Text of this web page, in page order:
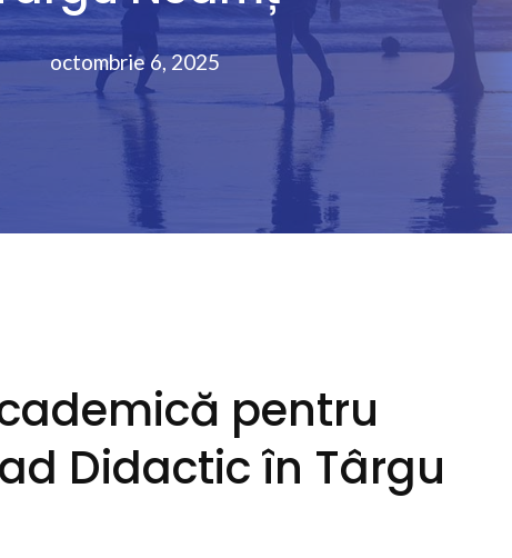
octombrie 6, 2025
pentru
Didactic în Târgu